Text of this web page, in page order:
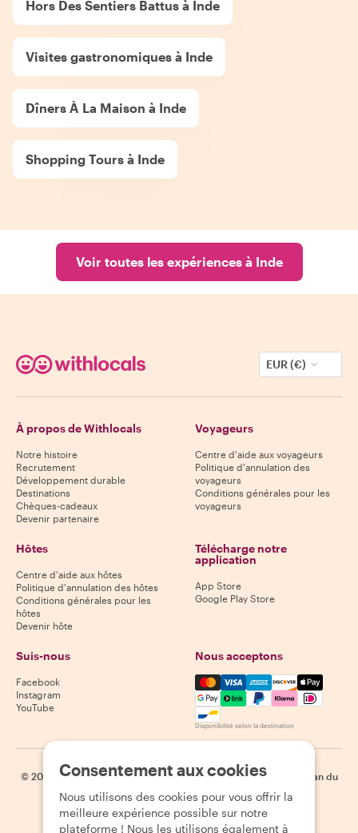
Hors Des Sentiers Battus à Inde
Visites gastronomiques à Inde
Dîners À La Maison à Inde
Shopping Tours à Inde
Voir toutes les expériences à Inde
EUR (€)
À propos de Withlocals
Notre histoire
Recrutement
Développement durable
Destinations
Chèques-cadeaux
Devenir partenaire
Voyageurs
Centre d'aide aux voyageurs
Politique d'annulation des
voyageurs
Conditions générales pour les
voyageurs
Hôtes
Centre d'aide aux hôtes
Politique d'annulation des hôtes
Conditions générales pour les
hôtes
Devenir hôte
Télécharge notre
application
App Store
Google Play Store
Suis-nous
Facebook
Instagram
YouTube
Nous acceptons
Mastercard, Visa, Amex,
Disponibilité selon la destination
© 2026 Withlocals.com | Politique de confidentialité | Cookies
Plan du
site
Consentement aux cookies
Nous utilisons des cookies pour vous offrir la
meilleure expérience possible sur notre
plateforme ! Nous les utilisons également à